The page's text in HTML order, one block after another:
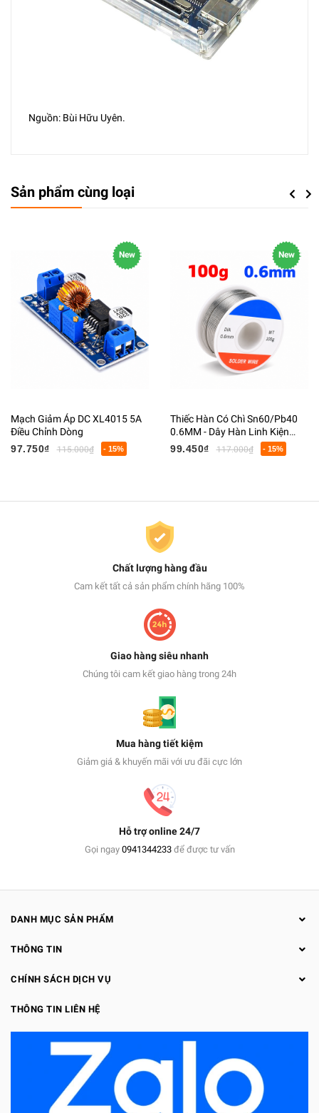
Nguồn: Bùi Hữu Uyên.
Sản phẩm cùng loại Previous
New
Mạch Giảm Áp DC XL4015 5A
Điều Chỉnh Dòng
97.750₫
115.000₫ - 15%
New
Thiếc Hàn Có Chì Sn60/Pb40
0.6MM - Dây Hàn Linh Kiện
Điện Tử Có Lõi Flux
99.450₫ 117.000₫ - 15%
Next
Chất lượng hàng đầu
Cam kết tất cả sản phẩm chính hãng 100%
Giao hàng siêu nhanh
Chúng tôi cam kết giao hàng trong 24h
Mua hàng tiết kiệm
Giảm giá & khuyến mãi với ưu đãi cực lớn
Hỗ trợ online 24/7
Gọi ngay 0941344233để được tư vấn
DANH MỤC SẢN PHẨM
THÔNG TIN
CHÍNH SÁCH DỊCH VỤ
THÔNG TIN LIÊN HỆ